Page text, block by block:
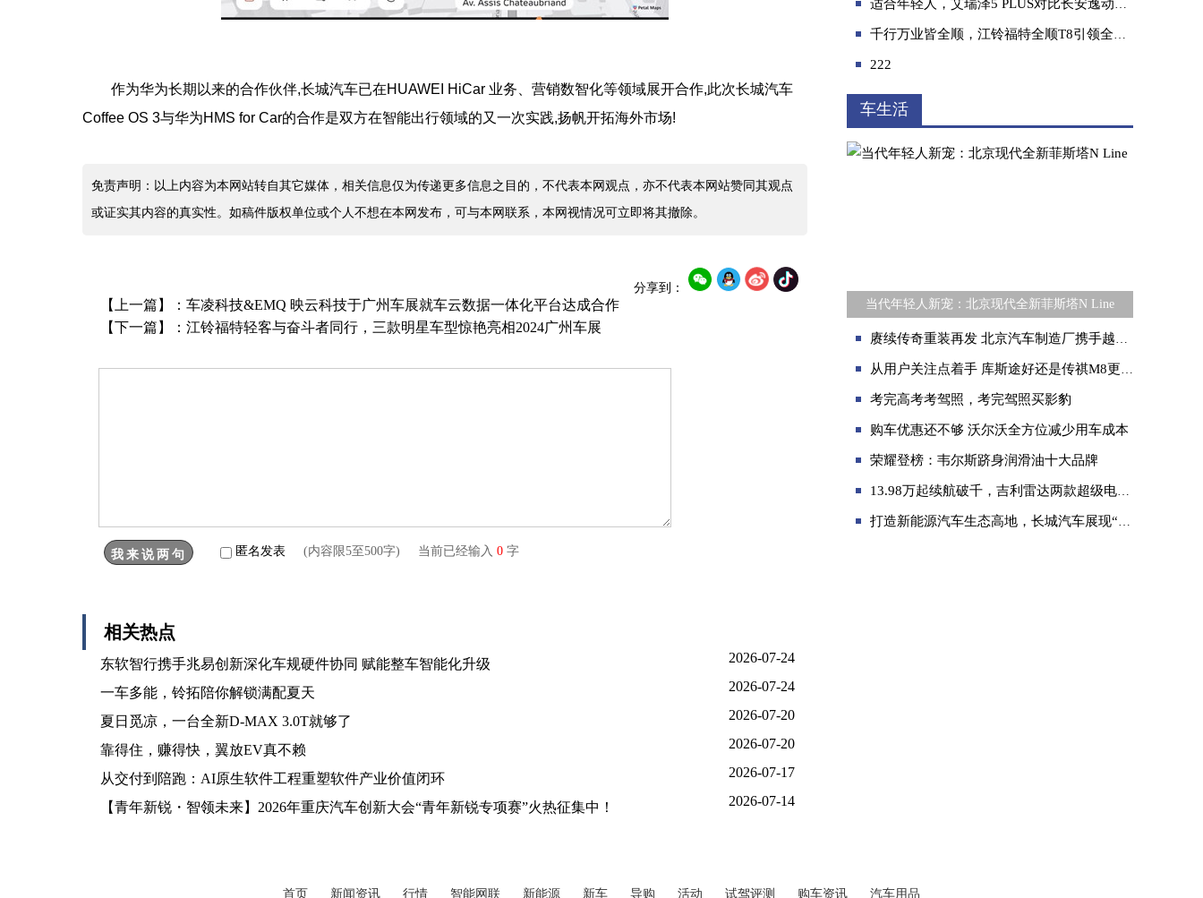
作为华为长期以来的合作伙伴,长城汽车已在HUAWEI HiCar 业务、营销数智化等领域展开合作,此次长城汽车
Coffee OS 3与华为HMS for Car的合作是双方在智能出行领域的又一次实践,扬帆开拓海外市场!
免责声明：以上内容为本网站转自其它媒体，相关信息仅为传递更多信息之目的，不代表本网观点，亦不代表本网站赞同其观点
或证实其内容的真实性。如稿件版权单位或个人不想在本网发布，可与本网联系，本网视情况可立即将其撤除。
分享到：
【上一篇】： 车凌科技&EMQ 映云科技于广州车展就车云数据一体化平台达成合作
【下一篇】： 江铃福特轻客与奋斗者同行，三款明星车型惊艳亮相2024广州车展
匿名发表 (内容限5至500字) 当前已经输入 0 字
相关热点
东软智行携手兆易创新深化车规硬件协同 赋能整车智能化升级 2026-07-24
一车多能，铃拓陪你解锁满配夏天 2026-07-24
夏日觅凉，一台全新D-MAX 3.0T就够了 2026-07-20
靠得住，赚得快，翼放EV真不赖 2026-07-20
从交付到陪跑：AI原生软件工程重塑软件产业价值闭环 2026-07-17
【青年新锐・智领未来】2026年重庆汽车创新大会“青年新锐专项赛”火热征集中！ 2026-07-14
适合年轻人，艾瑞泽5 PLUS对比长安逸动PLUS，实力真的很出众！
千行万业皆全顺，江铃福特全顺T8引领全场景智慧轻客新时代
222
车生活
当代年轻人新宠：北京现代全新菲斯塔N Line
赓续传奇重装再发 北京汽车制造厂携手越野e族打造限量定制款212
从用户关注点着手 库斯途好还是传祺M8更强？
考完高考考驾照，考完驾照买影豹
购车优惠还不够 沃尔沃全方位减少用车成本
荣耀登榜：韦尔斯跻身润滑油十大品牌
13.98万起续航破千，吉利雷达两款超级电混皮卡上市
打造新能源汽车生态高地，长城汽车展现“中国力量”
首页 新闻资讯 行情 智能网联 新能源 新车 导购 活动 试驾评测 购车资讯 汽车用品